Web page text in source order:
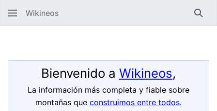
Wikineos
Bienvenido a Wikineos,
La información más completa y fiable sobre
montañas que construimos entre todos.